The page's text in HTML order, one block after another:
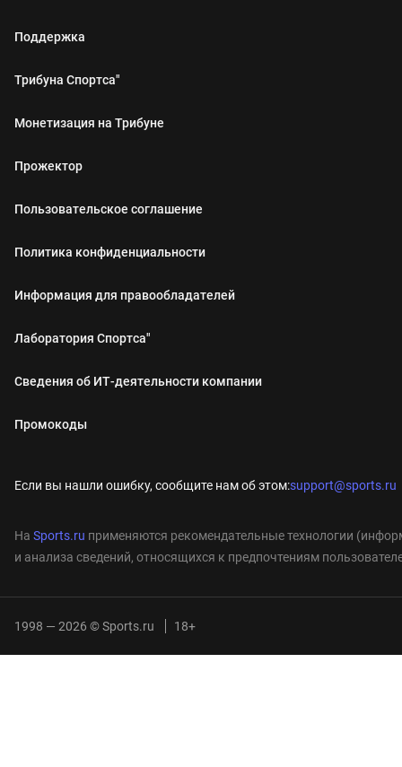
Поддержка
Трибуна Спортса"
Монетизация на Трибуне
Прожектор
Пользовательское соглашение
Политика конфиденциальности
Информация для правообладателей
Лаборатория Спортса"
Сведения об ИТ‑деятельности компании
Промокоды
Если вы нашли ошибку, сообщите нам об этом:support@sports.ru
На Sports.ru применяются рекомендательные технологии
и анализа сведений, относящихся к предпочтениям
1998 — 2026 © Sports.ru 18+